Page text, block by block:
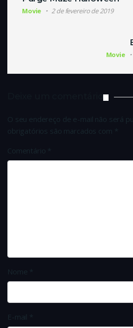
Movie 2 de fevereiro de 2019
Movie
Deixe um comentário
O seu endereço de e-mail não será
obrigatórios são marcados com *
Comentário *
Nome *
E-mail *